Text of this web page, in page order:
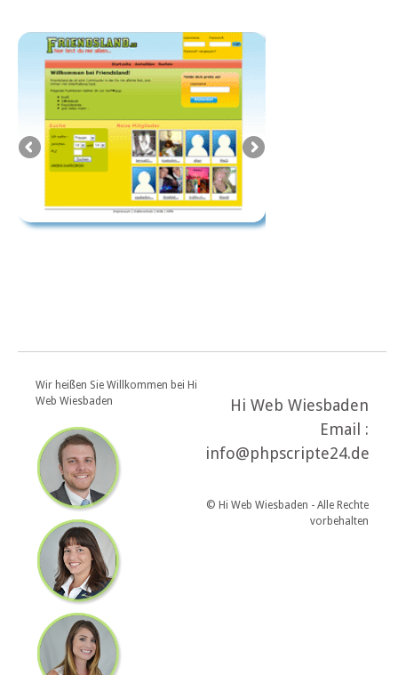
Wir heißen Sie Willkommen bei Hi
Web Wiesbaden
Hi Web Wiesbaden
Email :
info@phpscripte24.de
© Hi Web Wiesbaden - Alle Rechte
vorbehalten